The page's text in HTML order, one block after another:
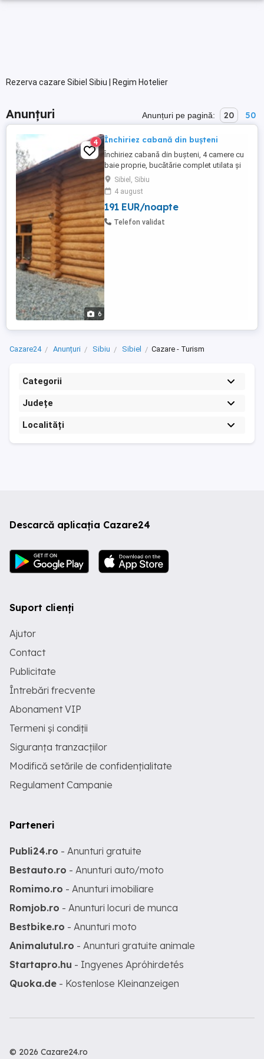
Rezerva cazare Sibiel Sibiu | Regim Hotelier
Anunțuri Anunțuri pe pagină: 20 50
6
4 Închiriez cabană din bușteni
Închiriez cabană din bușteni, 4 camere cu
baie proprie, bucătărie complet utilata și
mobilata, foișor, grătar, ciubar,spațiu de
odihnă și relaxare în grădină.
Sibiel, Sibiu
4 august
191 EUR/noapte
Telefon validat
Cazare24 Anunțuri Sibiu Sibiel Cazare - Turism
Categorii
Județe
Localități
Descarcă aplicația Cazare24
Suport clienți
Ajutor
Contact
Publicitate
Întrebări frecvente
Abonament VIP
Termeni și condiții
Siguranța tranzacțiilor
Modifică setările de confidențialitate
Regulament Campanie
Parteneri
Publi24.ro - Anunturi gratuite
Bestauto.ro - Anunturi auto/moto
Romimo.ro - Anunturi imobiliare
Romjob.ro - Anunturi locuri de munca
Bestbike.ro - Anunturi moto
Animalutul.ro - Anunturi gratuite animale
Startapro.hu - Ingyenes Apróhirdetés
Quoka.de - Kostenlose Kleinanzeigen
© 2026 Cazare24.ro